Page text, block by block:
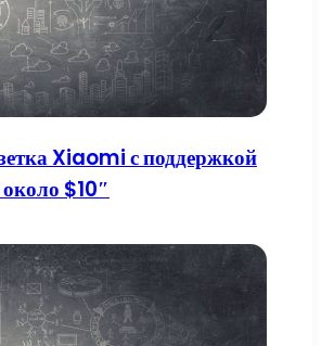
Xiaomi с поддержкой
$10″